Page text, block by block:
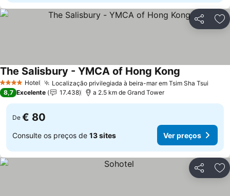
Partilhar
4 EstrelasHotel Localização privilegiada à beira-mar em Tsim Sha Tsui
The Salisbury - YMCA of Hong Kong
8,7 Excelente 17.438 a 2.5 km de Grand Tower
De € 80
Consulte os preços de 13 sites Ver preços
Partilhar